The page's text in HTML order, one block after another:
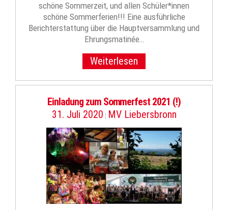
schöne Sommerzeit, und allen Schüler*innen
schöne Sommerferien!!! Eine ausführliche
Berichterstattung über die Hauptversammlung und
Ehrungsmatinée…
Weiterlesen
Einladung zum Sommerfest 2021 (!)
31. Juli 2020 | MV Liebersbronn